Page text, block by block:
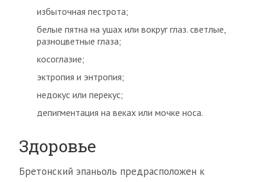
избыточная пестрота;
белые пятна на ушах или вокруг глаз. светлые,
разноцветные глаза;
косоглазие;
эктропия и энтропия;
недокус или перекус;
депигментация на веках или мочке носа.
Здоровье
Бретонский эпаньоль предрасположен к